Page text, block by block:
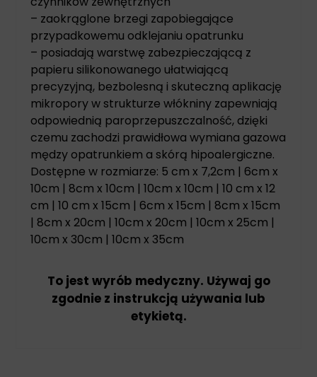
– zaokrąglone brzegi zapobiegające
przypadkowemu odklejaniu opatrunku
– posiadają warstwę zabezpieczającą z
papieru silikonowanego ułatwiającą
precyzyjną, bezbolesną i skuteczną aplikację
mikropory w strukturze włókniny zapewniają
odpowiednią paroprzepuszczalność, dzięki
czemu zachodzi prawidłowa wymiana gazowa
mędzy opatrunkiem a skórą hipoalergiczne.
Dostępne w rozmiarze: 5 cm x 7,2cm | 6cm x
10cm | 8cm x 10cm | 10cm x 10cm | 10 cm x 12
cm | 10 cm x 15cm | 6cm x 15cm | 8cm x 15cm
| 8cm x 20cm | 10cm x 20cm | 10cm x 25cm |
10cm x 30cm | 10cm x 35cm
To jest wyrób medyczny. Używaj go
zgodnie z instrukcją używania lub
etykietą.